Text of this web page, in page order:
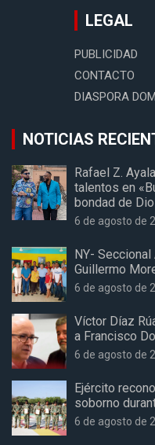
LEGAL
PUBLICIDAD
CONTACTO
DIASPORA
NOTICIAS
Rafael Z.
talentos en
bondad de
6 de agosto de
NY-
Guillermo
6 de agosto de
Víctor Díaz
a Francisco
6 de agosto de
Ejército
soborno
6 de agosto de